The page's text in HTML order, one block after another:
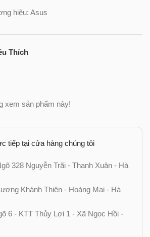
hiệu:Asus
Thích
xem sản phẩm này!
tiếp tại cửa hàng chúng tôi
328 Nguyễn Trãi - Thanh Xuân - Hà
Khánh Thiện - Hoàng Mai - Hà
6 - KTT Thủy Lợi 1 - Xã Ngọc Hồi -